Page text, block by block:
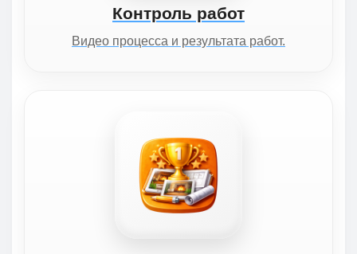
Контроль работ
Видео процесса и результата работ.